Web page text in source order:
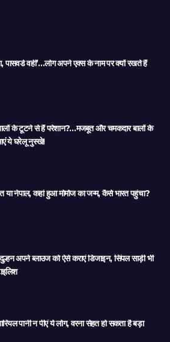
पासवर्ड वही’…लोग अपने एक्स के नाम पर क्यों रखते हैं
बालों के टूटने से हैं परेशान?…मजबूत और चमकदार बालों के
ये घरेलू नुस्खे!
या नेपाल, कहां हुआ मोमोज का जन्म, कैसे भारत पहुंचा?
अपने ब्लाउज को ऐसे कराएं डिजाइन, सिंपल साड़ी भी
पानी न पीएं ये लोग, वरना सेहत हो सकता है बड़ा